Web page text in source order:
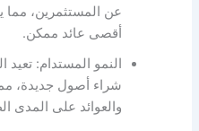
عن المستثمرين، مما
أقصى عائد ممكن.
النمو المستدام: تعيد
شراء أصول جديدة،
والعوائد على المدى